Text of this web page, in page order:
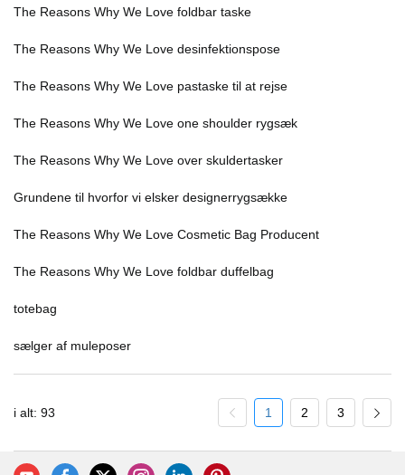
The Reasons Why We Love foldbar taske
The Reasons Why We Love desinfektionspose
The Reasons Why We Love pastaske til at rejse
The Reasons Why We Love one shoulder rygsæk
The Reasons Why We Love over skuldertasker
Grundene til hvorfor vi elsker designerrygsække
The Reasons Why We Love Cosmetic Bag Producent
The Reasons Why We Love foldbar duffelbag
totebag
sælger af muleposer
i alt: 93 1 2 3